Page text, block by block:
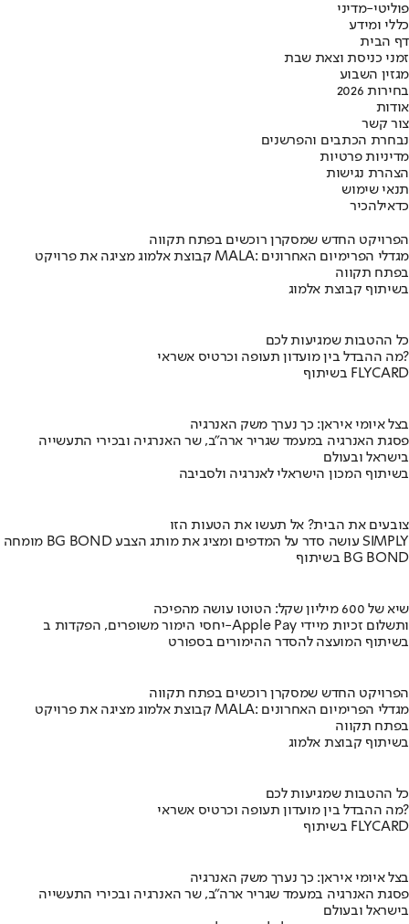
פוליטי-מדיני
כללי ומידע
דף הבית
זמני כניסת וצאת שבת
מגזין השבוע
בחירות 2026
אודות
צור קשר
נבחרת הכתבים והפרשנים
מדיניות פרטיות
הצהרת נגישות
תנאי שימוש
כדאילהכיר
הפרויקט החדש שמסקרן רוכשים בפתח תקווה
קבוצת אלמוג מציגה את פרויקט MALA: מגדלי הפרימיום האחרונים
בפתח תקווה
בשיתוף קבוצת אלמוג
כל ההטבות שמגיעות לכם
מה ההבדל בין מועדון תעופה וכרטיס אשראי?
בשיתוף FLYCARD
בצל איומי איראן: כך נערך משק האנרגיה
פסגת האנרגיה במעמד שגריר ארה"ב, שר האנרגיה ובכירי התעשייה
בישראל ובעולם
בשיתוף המכון הישראלי לאנרגיה ולסביבה
צובעים את הבית? אל תעשו את הטעות הזו
מומחה BG BOND עושה סדר על המדפים ומציג את מותג הצבע SIMPLY
בשיתוף BG BOND
שיא של 600 מיליון שקל: הטוטו עושה מהפיכה
יחסי הימור משופרים, הפקדות ב-Apple Pay ותשלום זכיות מיידי
בשיתוף המועצה להסדר ההימורים בספורט
הפרויקט החדש שמסקרן רוכשים בפתח תקווה
קבוצת אלמוג מציגה את פרויקט MALA: מגדלי הפרימיום האחרונים
בפתח תקווה
בשיתוף קבוצת אלמוג
כל ההטבות שמגיעות לכם
מה ההבדל בין מועדון תעופה וכרטיס אשראי?
בשיתוף FLYCARD
בצל איומי איראן: כך נערך משק האנרגיה
פסגת האנרגיה במעמד שגריר ארה"ב, שר האנרגיה ובכירי התעשייה
בישראל ובעולם